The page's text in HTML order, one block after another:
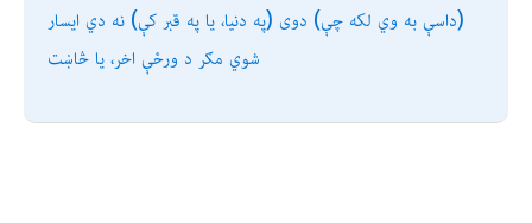
(داسې به وي لكه چې) دوى (په دنیا، یا په قبر كې) نه دي ایسار
شوي مګر د ورځې اخر، یا څاښت